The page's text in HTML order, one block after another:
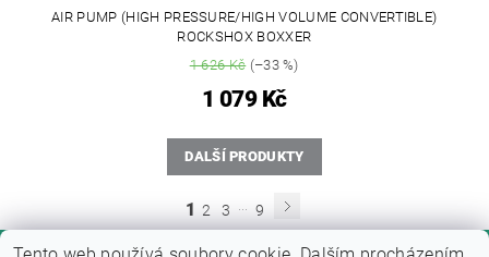
AIR PUMP (HIGH PRESSURE/HIGH VOLUME CONVERTIBLE)
ROCKSHOX BOXXER
1 626 Kč(–33 %)
1 079 Kč
DALŠÍ PRODUKTY
1 2 3 ... 9